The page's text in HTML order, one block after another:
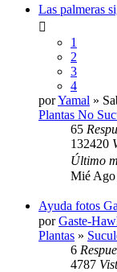
Las palmeras
1
2
3
4
porYamal »
Plantas No
65
132420
Último
Mié Ago
Ayuda fotos
porGaste-
Plantas »
6
4787